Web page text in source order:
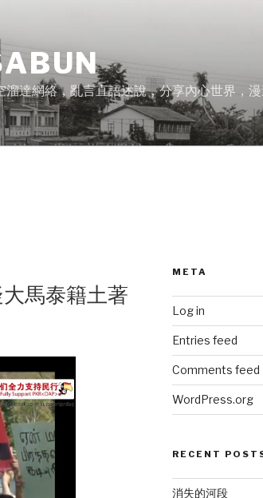
達網絡，亂言直語述說，分享內心世界，
馬泰籍土著
META
Log in
Entries feed
Comments feed
WordPress.org
RECENT
消失的河段